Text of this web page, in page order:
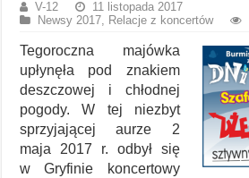
V-12
11 listopada 2017
Newsy 2017, Relacje z koncertów
Tegoroczna majówka
upłynęła pod znakiem
deszczowej i chłodnej
pogody. W tej niezbyt
sprzyjającej aurze 2
maja 2017 r. odbył się
w Gryfinie koncertowy